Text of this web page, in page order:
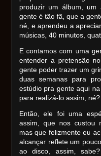
produzir um álbum,
gente é tão fã, que a
né, e aprendeu a
músicas, 40 minutos,
E contamos com uma
entender a pretensão
gente poder trazer um
duas semanas para
estúdio pra gente aqui
para realizá-lo assim,
Então, ele foi uma
assim, que nos custou
mas que felizmente eu
alcançar reflete um
ao disco, assim,